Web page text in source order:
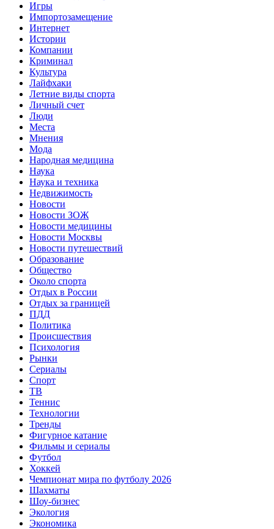
Игры
Импортозамещение
Интернет
Истории
Компании
Криминал
Культура
Лайфхаки
Летние виды спорта
Личный счет
Люди
Места
Мнения
Мода
Народная медицина
Наука
Наука и техника
Недвижимость
Новости
Новости ЗОЖ
Новости медицины
Новости Москвы
Новости путешествий
Образование
Общество
Около спорта
Отдых в России
Отдых за границей
ПДД
Политика
Происшествия
Психология
Рынки
Сериалы
Спорт
ТВ
Теннис
Технологии
Тренды
Фигурное катание
Фильмы и сериалы
Футбол
Хоккей
Чемпионат мира по футболу 2026
Шахматы
Шоу-бизнес
Экология
Экономика